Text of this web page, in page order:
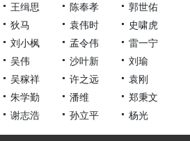
王缉思 陈奉孝
郭世佑
狄马 袁伟时
史啸虎
刘小枫 孟令伟
雷一宁
吴伟 沙叶新
刘瑜
吴稼祥 许之远
袁刚
朱学勤 潘维
郑秉文
谢志浩 孙立平 杨光